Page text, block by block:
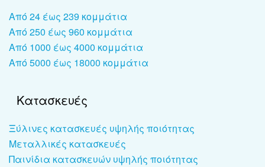
Από 24 έως 239 κομμάτια
Από 250 έως 960 κομμάτια
Από 1000 έως 4000 κομμάτια
Από 5000 έως 18000 κομμάτια
Κατασκευές
Ξύλινες κατασκευές υψηλής ποιότητας
Μεταλλικές κατασκευές
Παινίδια κατασκευών υψηλής ποιότητας